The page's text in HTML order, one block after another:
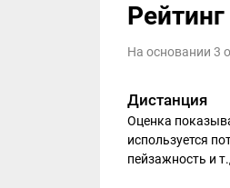
На основании 3
Дистанция
Оценка
используется
пейзажность и